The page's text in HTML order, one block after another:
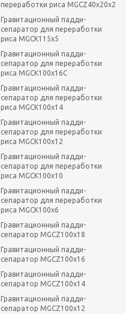
переработки риса MGCZ40x20x2
Гравитационный падди-
сепаратор для переработки
риса MGCK115x5
Гравитационный падди-
сепаратор для переработки
риса MGCK100x16C
Гравитационный падди-
сепаратор для переработки
риса MGCK100x14
Гравитационный падди-
сепаратор для переработки
риса MGCK100x12
Гравитационный падди-
сепаратор для переработки
риса MGCK100x10
Гравитационный падди-
сепаратор для переработки
риса MGCK100x6
Гравитационный падди-
сепаратор MGCZ100x18
Гравитационный падди-
сепаратор MGCZ100x16
Гравитационный падди-
сепаратор MGCZ100x14
Гравитационный падди-
сепаратор MGCZ100x12